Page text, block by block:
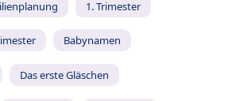
1. Trimester
Babynamen
Das erste Gläschen